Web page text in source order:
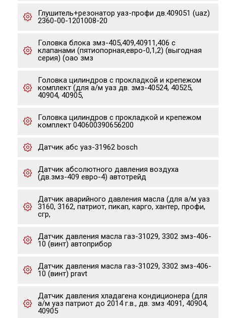
Глушитель+резонатор уаз-профи дв.409051 (uaz)
2360-00-1201008-20
Головка блока змз-405,409,40911,406 с
клапанами (пятиопорная,евро-0,1,2) (выгодная
серия) (оао змз
Головка цилиндров с прокладкой и крепежом
комплект (для а/м уаз дв. змз-40524, 40525,
40904, 40905,
Головка цилиндров с прокладкой и крепежом
комплект 040600390656200
Датчик абс уаз-31962 bosch
Датчик абсолютного давления воздуха
(дв.змз-409 евро-4) автотрейд
Датчик аварийного давления масла (для а/м уаз
3160, 3162, патриот, пикап, карго, хантер, профи,
сгр,
Датчик давления масла газ-31029, 3302 змз-406-
10 (винт) автоприбор
Датчик давления масла газ-31029, 3302 змз-406-
10 (винт) pravt
Датчик давления хладагена кондиционера (для
а/м уаз патриот до 2014 г.в., дв. змз 4091, 40904,
40905